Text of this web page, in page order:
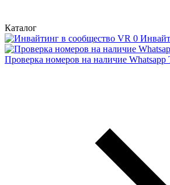
Каталог
Проверка номеров на наличие Whatsapp